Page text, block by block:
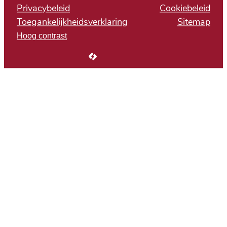
Privacybeleid
Cookiebeleid
Toegankelijkheidsverklaring
Sitemap
Hoog contrast